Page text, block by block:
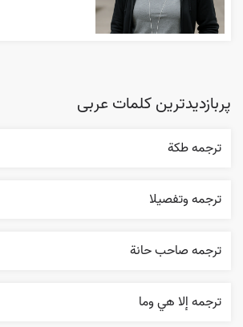
پربازدیدترین کلمات عربی
ترجمه طکة
ترجمه وتفصيلا
ترجمه صاحب حانة
ترجمه إلا هي وما